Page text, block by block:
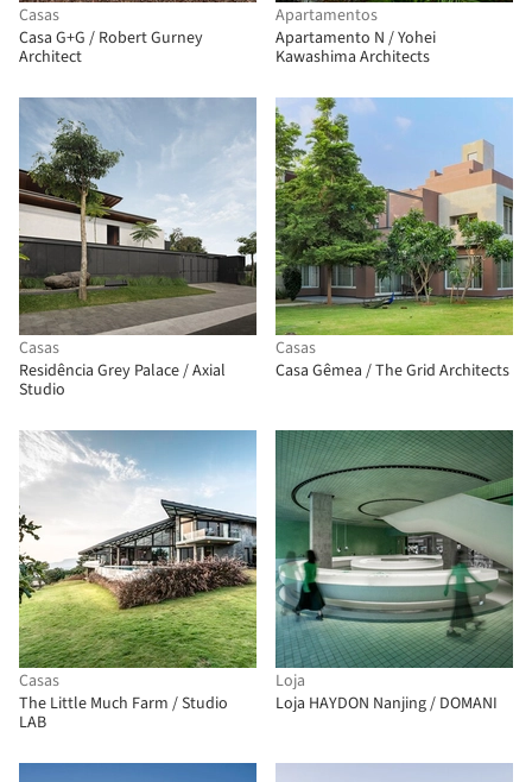
Casas
Casa G+G / Robert Gurney
Architect
Apartamentos
Apartamento N / Yohei
Kawashima Architects
Casas
Residência Grey Palace / Axial
Studio
Casas
Casa Gêmea / The Grid Architects
Casas
The Little Much Farm / Studio
LAB
Loja
Loja HAYDON Nanjing / DOMANI